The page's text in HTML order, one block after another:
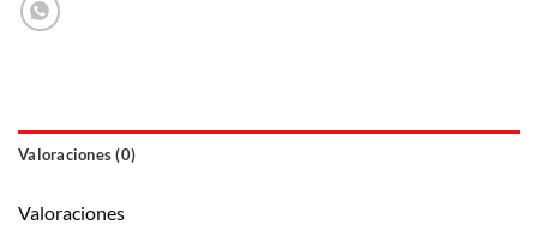
Valoraciones (0)
Valoraciones